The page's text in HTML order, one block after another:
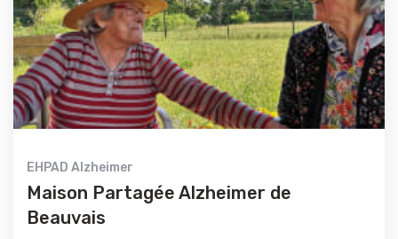
EHPAD Alzheimer
Maison Partagée Alzheimer de
Beauvais